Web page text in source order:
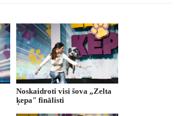
Noskaidroti visi šova „Zelta
ķepa" finālisti